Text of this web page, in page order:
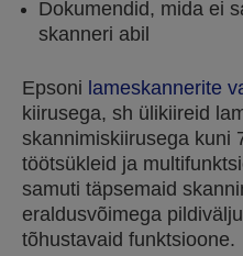
Dokumendid, mida ei
skanneri abil
Epsoni lameskannerite
kiirusega, sh ülikiireid
skannimiskiirusega kuni
töötsükleid ja
samuti täpsemaid
eraldusvõimega
tõhustavaid funktsioone.